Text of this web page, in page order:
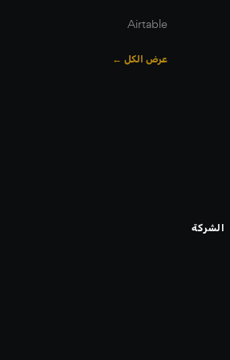
Airtable
عرض الكل ←
الشركة